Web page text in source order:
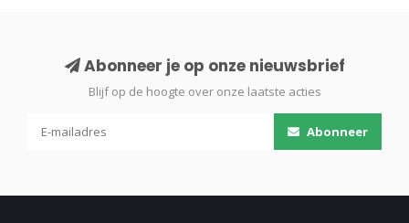
Abonneer je op onze nieuwsbrief
Blijf op de hoogte over onze laatste acties
Abonneer